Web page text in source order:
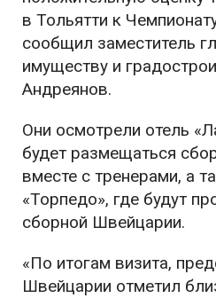
в Тольятти к
сообщил заместитель
имуществу и
Андреянов.
Они осмотрели отель
будет размещаться
вместе с тренерами, а
«Торпедо», где будут
сборной Швейцарии.
«По итогам визита,
Швейцарии отметил